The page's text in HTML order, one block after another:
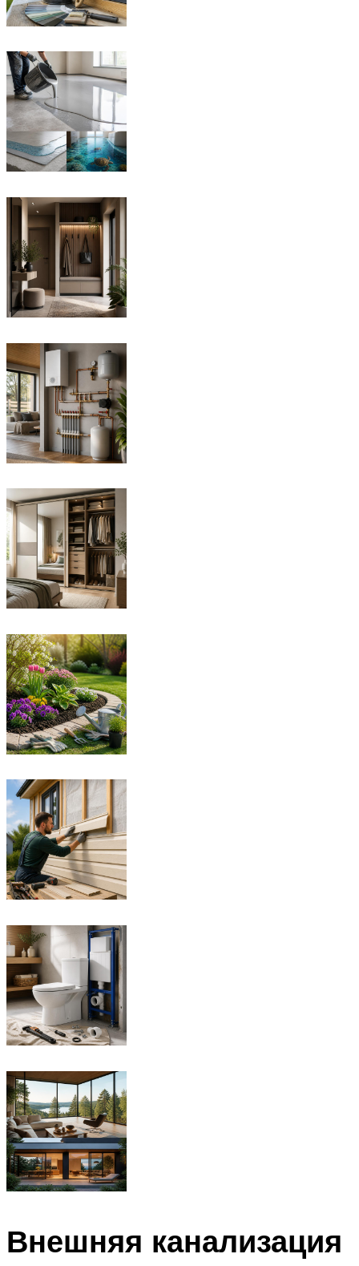
Внешняя канализация